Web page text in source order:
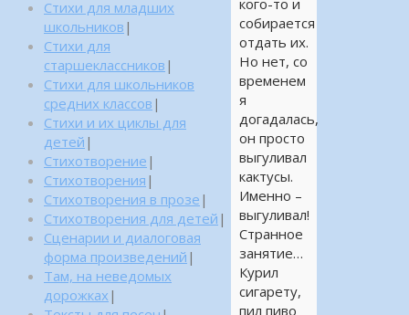
кого-то и
собирается
отдать их.
Но нет, со
временем
я
догадалась,
он просто
выгуливал
кактусы.
Именно –
выгуливал!
Странное
занятие…
Курил
сигарету,
пил пиво
Стихи для младших
школьников |
Стихи для
старшеклассников |
Стихи для школьников
средних классов |
Стихи и их циклы для
детей |
Стихотворение |
Стихотворения |
Стихотворения в прозе |
Стихотворения для детей |
Сценарии и диалоговая
форма произведений |
Там, на неведомых
дорожках |